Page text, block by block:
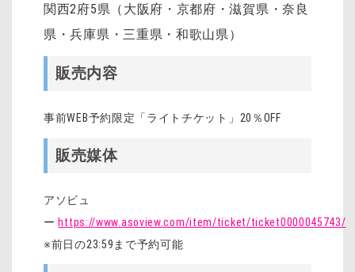
関西2府5県（大阪府・京都府・滋賀県・奈良
県・兵庫県・三重県・和歌山県）
販売内容
事前WEB予約限定「ライトチケット」20％OFF
販売媒体
アソビュ
ー https://www.asoview.com/item/ticket/ticket0000045743/
※前日の23:59まで予約可能